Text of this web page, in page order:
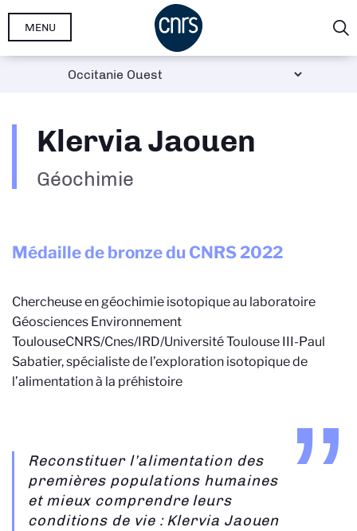
Aller
MENU
Klervia Jaouen
Géochimie
Médaille de bronze du CNRS2022
Chercheuse en géochimie isotopique au laboratoire
Géosciences Environnement
ToulouseCNRS/Cnes/IRD/Université Toulouse III-Paul
Sabatier, spécialiste de l’exploration isotopique de
l’alimentation à la préhistoire
Reconstituer l’alimentation des
premières populations humaines
et mieux comprendre leurs
conditions de vie : Klervia Jaouen